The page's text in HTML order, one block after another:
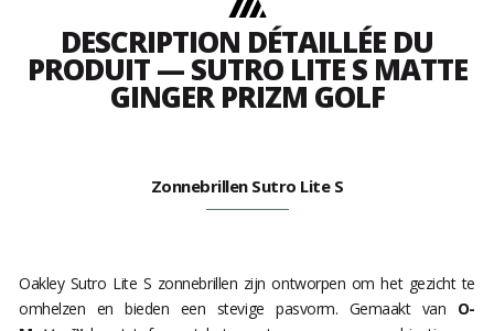
DESCRIPTION DÉTAILLÉE DU
PRODUIT — SUTRO LITE S MATTE
GINGER PRIZM GOLF
Zonnebrillen Sutro Lite S
Oakley Sutro Lite S zonnebrillen zijn ontworpen om het gezicht te
omhelzen en bieden een stevige pasvorm. Gemaakt van O-